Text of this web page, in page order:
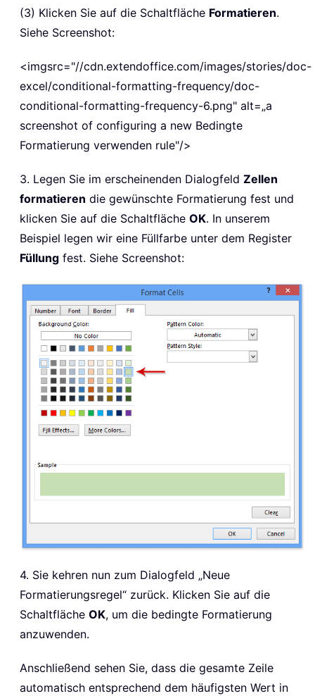
(3) Klicken Sie auf die Schaltfläche Formatieren.
Siehe Screenshot:
<imgsrc="//cdn.extendoffice.com/images/stories/doc-
excel/conditional-formatting-frequency/doc-
conditional-formatting-frequency-6.png" alt=„a
screenshot of configuring a new Bedingte
Formatierung verwenden rule"/>
3. Legen Sie im erscheinenden Dialogfeld Zellen
formatieren die gewünschte Formatierung fest und
klicken Sie auf die Schaltfläche OK. In unserem
Beispiel legen wir eine Füllfarbe unter dem Register
Füllung fest. Siehe Screenshot:
4. Sie kehren nun zum Dialogfeld „Neue
Formatierungsregel“ zurück. Klicken Sie auf die
Schaltfläche OK, um die bedingte Formatierung
anzuwenden.
Anschließend sehen Sie, dass die gesamte Zeile
automatisch entsprechend dem häufigsten Wert in